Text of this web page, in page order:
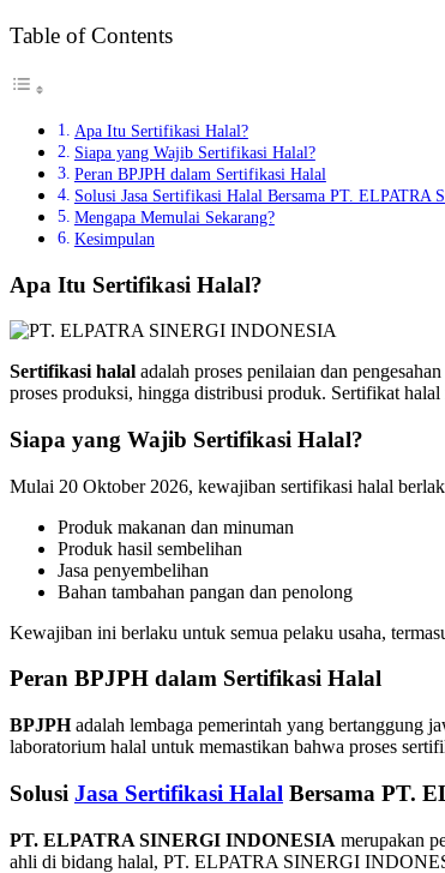
Table of Contents
Apa Itu Sertifikasi Halal?
Siapa yang Wajib Sertifikasi Halal?
Peran BPJPH dalam Sertifikasi Halal
Solusi Jasa Sertifikasi Halal Bersama PT.
Mengapa Memulai Sekarang?
Kesimpulan
Apa Itu Sertifikasi Halal?
Sertifikasi halal adalah proses penilaian dan
proses produksi, hingga distribusi produk. Sertifikat
Siapa yang Wajib Sertifikasi Halal?
Mulai 20 Oktober 2026, kewajiban sertifikasi halal
Produk makanan dan minuman
Produk hasil sembelihan
Jasa penyembelihan
Bahan tambahan pangan dan penolong
Kewajiban ini berlaku untuk semua pelaku usaha,
Peran BPJPH dalam Sertifikasi Halal
BPJPHadalah lembaga pemerintah yang bertanggung
laboratorium halal untuk memastikan bahwa proses
Solusi Jasa Sertifikasi Halal Bersama PT.
PT. ELPATRA SINERGI INDONESIA merupakan
ahli di bidang halal, PT. ELPATRA SINERGI